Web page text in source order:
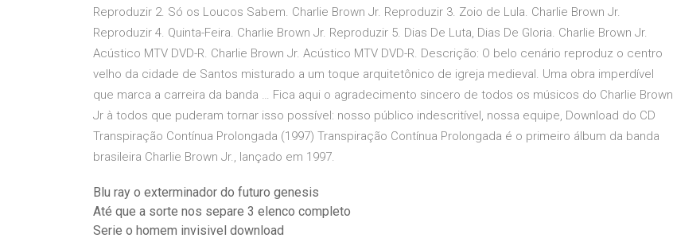
Reproduzir 2. Só os Loucos Sabem. Charlie Brown Jr. Reproduzir 3. Zoio de Lula. Charlie Brown Jr.
Reproduzir 4. Quinta-Feira. Charlie Brown Jr. Reproduzir 5. Dias De Luta, Dias De Gloria. Charlie Brown Jr.
Acústico MTV DVD-R. Charlie Brown Jr. Acústico MTV DVD-R. Descrição: O belo cenário reproduz o centro
velho da cidade de Santos misturado a um toque arquitetônico de igreja medieval. Uma obra imperdível
que marca a carreira da banda … Fica aqui o agradecimento sincero de todos os músicos do Charlie Brown
Jr à todos que puderam tornar isso possível: nosso público indescritível, nossa equipe, Download do CD
Transpiração Contínua Prolongada (1997) Transpiração Contínua Prolongada é o primeiro álbum da banda
brasileira Charlie Brown Jr., lançado em 1997.
Blu ray o exterminador do futuro genesis
Até que a sorte nos separe 3 elenco completo
Serie o homem invisivel download